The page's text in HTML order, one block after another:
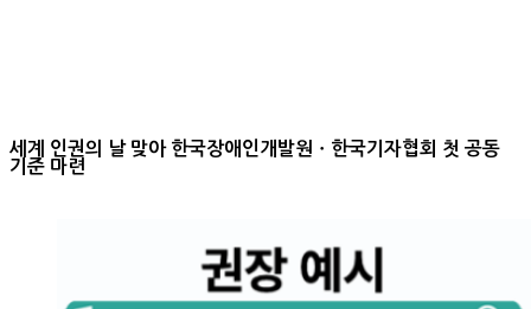
세 계 인권의 날 맞아 한국장애인개발원ㆍ한국기자협회 첫 공동
기준 마련